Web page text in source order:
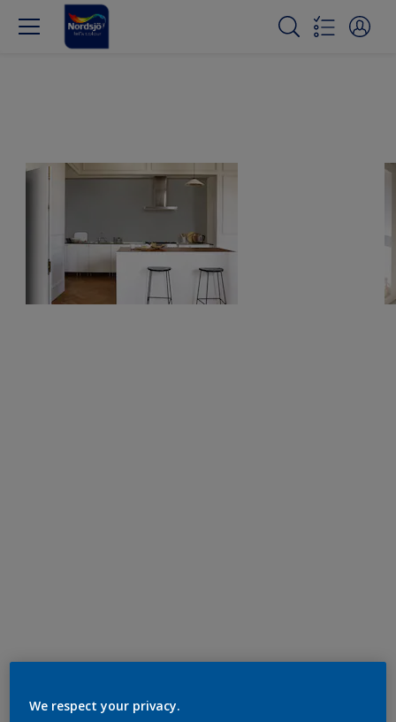
We respect your privacy.